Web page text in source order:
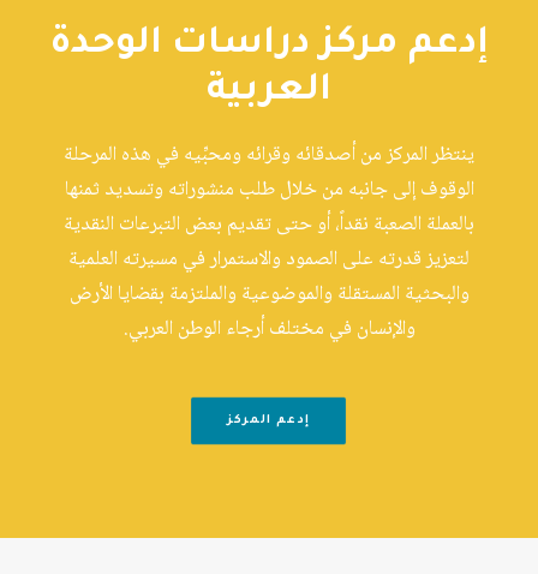
إدعم مركز دراسات الوحدة
العربية
ينتظر المركز من أصدقائه وقرائه ومحبِّيه في هذه المرحلة
الوقوف إلى جانبه من خلال طلب منشوراته وتسديد ثمنها
بالعملة الصعبة نقداً، أو حتى تقديم بعض التبرعات النقدية
لتعزيز قدرته على الصمود والاستمرار في مسيرته العلمية
والبحثية المستقلة والموضوعية والملتزمة بقضايا الأرض
والإنسان في مختلف أرجاء الوطن العربي.
إدعم المركز